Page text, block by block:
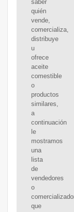
saber
quién
vende,
comercializa,
distribuye
u
ofrece
aceite
comestible
o
productos
similares,
a
continuación
le
mostramos
una
lista
de
vendedores
o
que